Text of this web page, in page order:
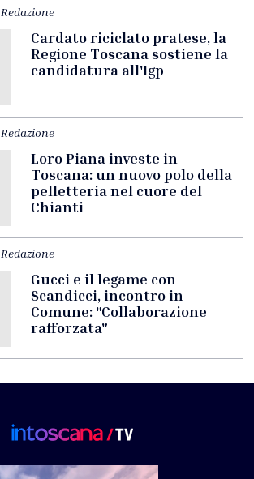
Redazione
Cardato riciclato pratese, la
Regione Toscana sostiene la
candidatura all'Igp
Redazione
Loro Piana investe in
Toscana: un nuovo polo della
pelletteria nel cuore del
Chianti
Redazione
Gucci e il legame con
Scandicci, incontro in
Comune: "Collaborazione
rafforzata"